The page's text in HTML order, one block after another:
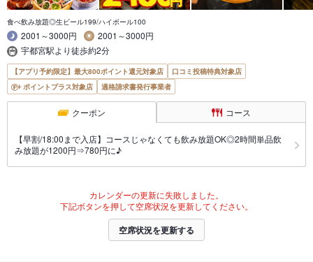
食べ飲み放題◎生ビール199/ハイボール100
2001～3000円
2001～3000円
宇都宮駅より徒歩約2分
【アプリ予約限定】最大800ポイント還元対象店
口コミ投稿特典対象店
ポイントプラス対象店
適格請求書発行事業者
クーポン コース
【早割/18:00まで入店】コースじゃなくても飲み放題OK◎2時間単品飲
み放題が1200円⇒780円に♪
カレンダーの更新に失敗しました。
下記ボタンを押して空席状況を更新してください。
空席状況を更新する